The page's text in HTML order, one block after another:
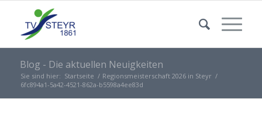
Blog - Die aktuellen Neuigkeiten
Sie sind hier: Startseite / Regionsmeisterschaft 2026 in Steyr /
6fc894a1-5a42-4521-862a-b5598a4ee83d